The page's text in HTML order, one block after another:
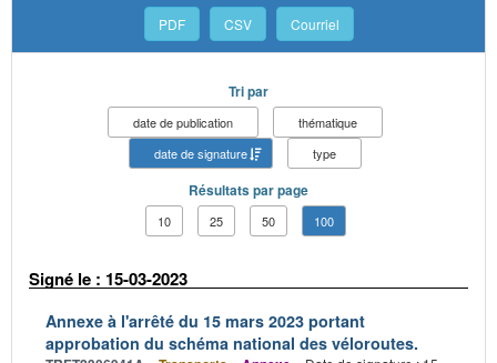
PDF CSV Courriel
Tri par
date de publication
thématique
date de signature
type
Résultats par page
10 25 50 100
Signé le : 15-03-2023
Annexe à l'arrêté du 15 mars 2023 portant
approbation du schéma national des véloroutes.